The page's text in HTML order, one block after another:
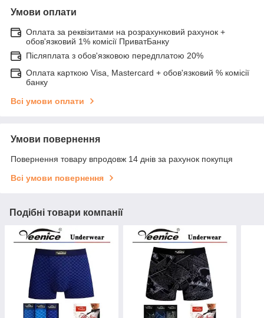
Умови оплати
Оплата за реквізитами на розрахунковий рахунок +
обов'язковий 1% комісії ПриватБанку
Післяплата з обов'язковою передплатою 20%
Оплата карткою Visa, Mastercard + обов'язковий % комісії
банку
Всі умови оплати
Умови повернення
Повернення товару впродовж 14 днів за рахунок покупця
Всі умови повернення
Подібні товари компанії